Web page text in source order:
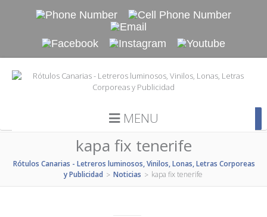
MENU
kapa fix tenerife
Rótulos Canarias - Letreros luminosos, Vinilos, Lonas, Letras Corporeas
y Publicidad > Noticias > kapa fix tenerife